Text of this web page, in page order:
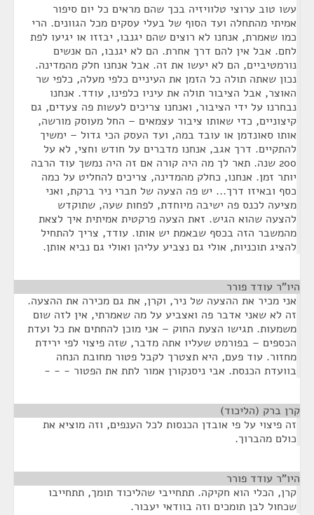
עשו טוב ערוצי טלוויזיה בכך שהם מראים כל יום סיפור
אמיתי מהתחלה ועד הסוף של בעלי עסקים מכל הגוונים. הרי
כמו שאמרת, אנחנו לא רוצים שהם יגנבו, יבזזו או יגיעו לפת
לחם. אבל אין להם דרך אחרת. הם לא יגנבו, הם אנשים
נורמטיביים, הם לא יעשו את זה. אבל אנחנו חלק מהמדינה.
נכון שאתה תולה כל הזמן את העיניים כלפי מעלה, כלפי שר
האוצר, אבל הציבור תולה את עיניו כלפינו, עודד. אנחנו
נבחרנו על ידי הציבור, ואנחנו צריכים לעשות פה צעדים, גם
קיצוניים, כדי שאותו ציבור עצמאים – החל מעוסק מורשה,
אותו סאונדמן או עובד במה, ועד העסק הכי גדול – ימשיך
להתקיים. דרך אגב, אנחנו מדברים על חודש וחצי, לא על
200 שנה. תאר לך מה היה קורה אם זה היה נמשך עוד הרבה
יותר זמן. אנחנו, כחלק מהמדינה, צריכים להחליט על כמה
כסף ובאיזו דרך... יש פה הצעה של חברי ניר ברקת, ואני
מציעה לכנס פה ישיבה מיוחדת, לפחות שעה, שתוקדש
להצעה שהוא הגיש. זאת הצעה פרקטית אמיתית איך לצאת
מהמשבר הזה בכסף שבאמת יש אותו. עודד, צריך להתחיל
להציג תוכניות, אולי גם נצביע עליהן ואולי גם נביא אותן.
היו"ר עודד פורר
אני מכיר את ההצעה של ניר, וקרן, את גם מכירה את ההצעה.
זה לא שאני אדבר פה ואצביע על מה שאמרתי, אין לזה שום
משמעות. תגישו הצעת החוק – אני מוכן להחתים את כל ועדת
הכספים – בפורמט שעליו אתה מדבר, שזה פיצוי לפי ירידת
מחזור. עוד פעם, היא תצטרך לקבל פטור מחובת הנחה
בוועדת הכנסת. אבי ניסנקורן אמור לתת את הפטור - - -
קרן ברק (הליכוד)
זה פיצוי על פי אובדן הכנסות לכל הענפים, וזה מוציא את
כולם מהברוך.
היו"ר עודד פורר
קרן, הכלי הוא חקיקה. תתחייבי שהליכוד תומך, תתחייבו
שכחול לבן תומכים וזה בוודאי יעבור.